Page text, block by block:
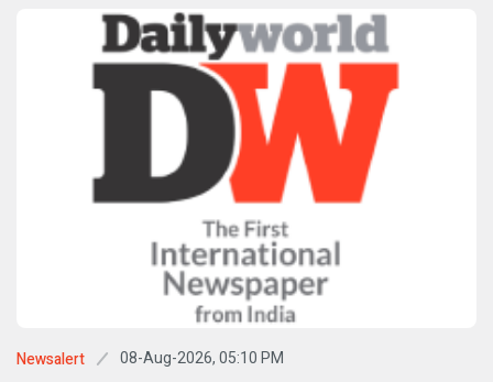
Newsalert 08-Aug-2026, 05:10 PM